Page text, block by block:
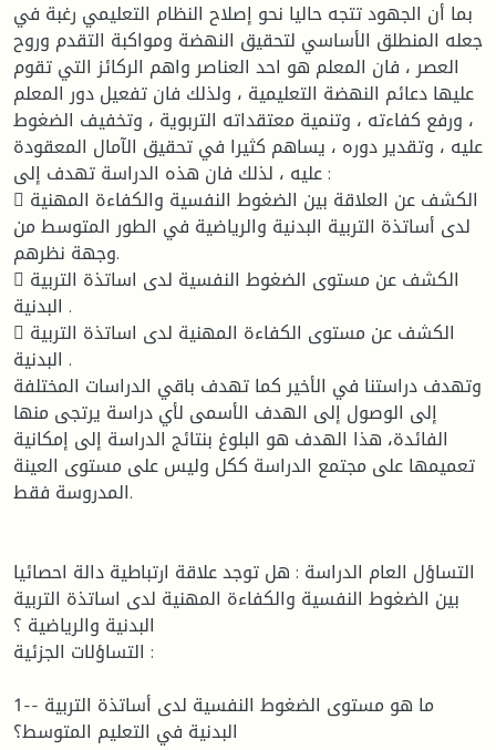
بما أن الجهود تتجه حاليا نحو إصلاح النظام التعليمي رغبة في
جعله المنطلق الأساسي لتحقيق النهضة ومواكبة التقدم وروح
العصر ، فان المعلم هو احد العناصر واهم الركائز التي تقوم
عليها دعائم النهضة التعليمية ، ولذلك فان تفعيل دور المعلم
، ورفع كفاءته ، وتنمية معتقداته التربوية ، وتخفيف الضغوط
عليه ، وتقدير دوره ، يساهم كثيرا في تحقيق الآمال المعقودة
عليه ، لذلك فان هذه الدراسة تهدف إلى :
 الكشف عن العلاقة بين الضغوط النفسية والكفاءة المهنية
لدى أساتذة التربية البدنية والرياضية في الطور المتوسط من
وجهة نظرهم.
 الكشف عن مستوى الضغوط النفسية لدى اساتذة التربية
البدنية .
 الكشف عن مستوى الكفاءة المهنية لدى اساتذة التربية
البدنية .
وتهدف دراستنا في الأخير كما تهدف باقي الدراسات المختلفة
إلى الوصول إلى الهدف الأسمى لأي دراسة يرتجى منها
الفائدة، هذا الهدف هو البلوغ بنتائج الدراسة إلى إمكانية
تعميمها على مجتمع الدراسة ككل وليس على مستوى العينة
المدروسة فقط.
التساؤل العام الدراسة : هل توجد علاقة ارتباطية دالة احصائيا
بين الضغوط النفسية والكفاءة المهنية لدى اساتذة التربية
البدنية والرياضية ؟
التساؤلات الجزئية :
1-- ما هو مستوى الضغوط النفسية لدى أساتذة التربية
البدنية في التعليم المتوسط؟